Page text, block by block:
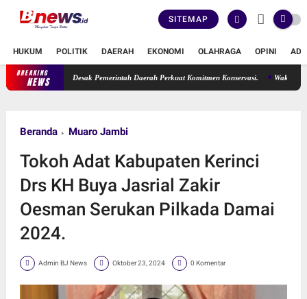
SITEMAP
HUKUM POLITIK DAERAH EKONOMI OLAHRAGA OPINI
BREAKING
NEWS
Suryani Desak Pemerintah Daerah Perkuat Komitmen Konservasi. Wakil Ketua
Beranda Muaro Jambi
Tokoh Adat Kabupaten Kerinci
Drs KH Buya Jasrial Zakir
Oesman Serukan Pilkada Damai
2024.
Admin BJ News Oktober 23, 2024 0 Komentar